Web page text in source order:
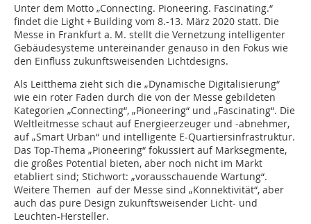
Unter dem Motto „Connecting. Pioneering. Fascinating.“
findet die Light + Building vom 8.-13. März 2020 statt. Die
Messe in Frankfurt a. M. stellt die Vernetzung intelligenter
Gebäudesysteme untereinander genauso in den Fokus wie
den Einfluss zukunftsweisenden Lichtdesigns.
Als Leitthema zieht sich die „Dynamische Digitalisierung“
wie ein roter Faden durch die von der Messe gebildeten
Kategorien „Connecting“, „Pio­neering“ und „Fascinating“. Die
Weltleitmesse schaut auf Energieerzeuger und -abnehmer,
auf „Smart Urban“ und intelligente E-Quartiersinfrastruktur.
Das Top-Thema „Pioneering“ fokussiert auf Marksegmente,
die großes Potential bieten, aber noch nicht im Markt
etabliert sind; Stichwort: „vorausschauende Wartung“.
Weitere Themen auf der Messe sind „Konnektivität“, aber
auch das pure Design zukunftsweisender Licht- und
Leuchten-Hersteller.